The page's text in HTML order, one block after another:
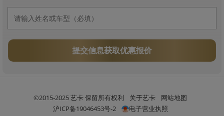
提交信息获取优惠报价
©2015-2025 艺卡 保留所有权利 关于艺卡
网站地图
沪ICP备19046453号-2
电子营业执照